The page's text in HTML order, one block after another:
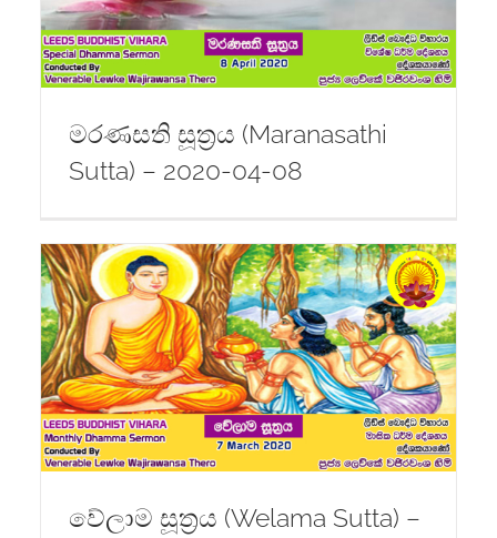
මරණසති සූත්‍රය (Maranasathi
Sutta) – 2020-04-08
වේලාම සූත්‍රය (Welama Sutta) –